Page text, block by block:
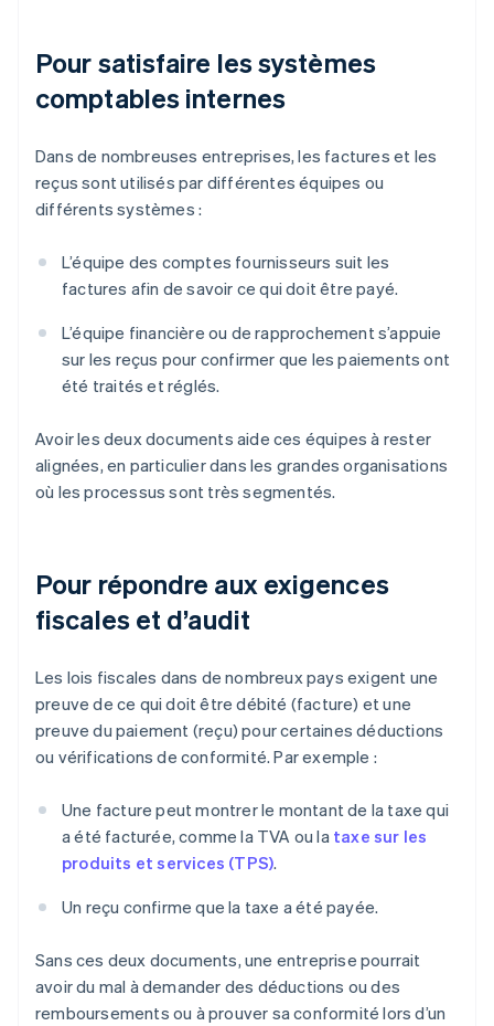
Pour satisfaire les systèmes
comptables internes
Dans de nombreuses entreprises, les factures et les
reçus sont utilisés par différentes équipes ou
différents systèmes :
L’équipe des comptes fournisseurs suit les
factures afin de savoir ce qui doit être payé.
L’équipe financière ou de rapprochement s’appuie
sur les reçus pour confirmer que les paiements ont
été traités et réglés.
Avoir les deux documents aide ces équipes à rester
alignées, en particulier dans les grandes organisations
où les processus sont très segmentés.
Pour répondre aux exigences
fiscales et d’audit
Les lois fiscales dans de nombreux pays exigent une
preuve de ce qui doit être débité (facture) et une
preuve du paiement (reçu) pour certaines déductions
ou vérifications de conformité. Par exemple :
Une facture peut montrer le montant de la taxe qui
a été facturée, comme la TVA ou la taxe sur les
produits et services (TPS).
Un reçu confirme que la taxe a été payée.
Sans ces deux documents, une entreprise pourrait
avoir du mal à demander des déductions ou des
remboursements ou à prouver sa conformité lors d’un